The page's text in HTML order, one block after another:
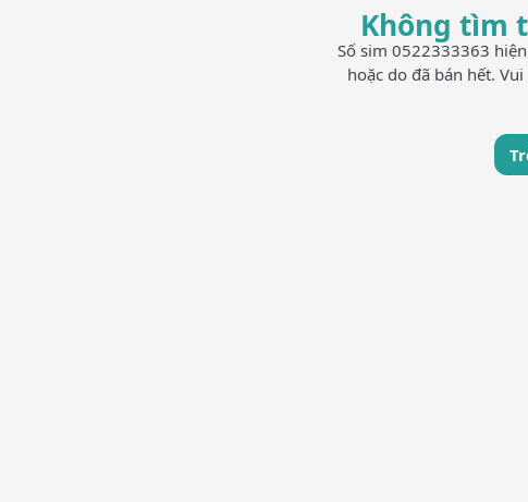
Không tìm
Số sim 0522333363
hoặc do đã bán hết.